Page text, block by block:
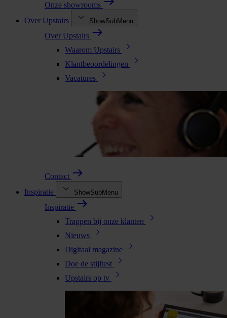
Onze showrooms
Over Upstairs
ShowSubMenu
Over Upstairs
Waarom Upstairs
Klantbeoordelingen
Vacatures
Contact
Inspiratie
ShowSubMenu
Inspiratie
Trappen bij onze klanten
Nieuws
Digitaal magazine
Doe de stijltest
Upstairs op tv